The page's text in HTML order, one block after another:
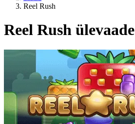
Reel Rush
Reel Rush ülevaade